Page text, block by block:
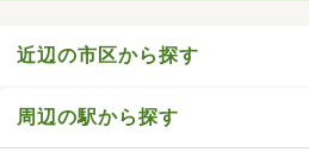
近辺の市区から探す
周辺の駅から探す